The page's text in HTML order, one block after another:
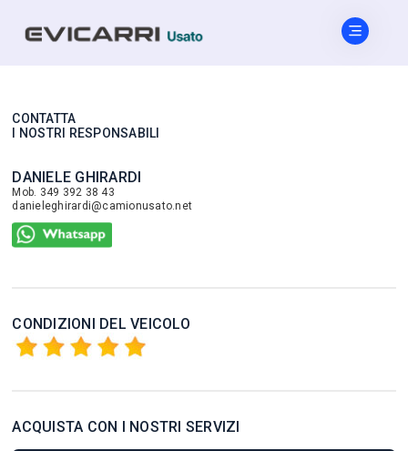
CONTATTA
I NOSTRI RESPONSABILI
DANIELE GHIRARDI
Mob. 349 392 38 43
danieleghirardi@camionusato.net
CONDIZIONI DEL VEICOLO
ACQUISTA CON I NOSTRI SERVIZI